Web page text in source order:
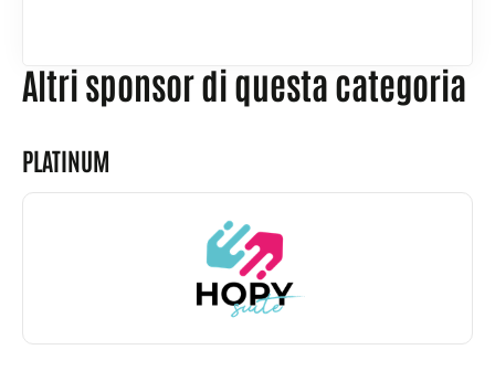
Altri sponsor di questa categoria
PLATINUM